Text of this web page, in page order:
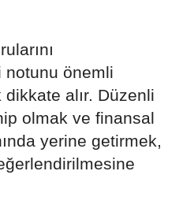
notunu önemli
alır. Düzenli
olmak ve finansal
yerine getirmek,